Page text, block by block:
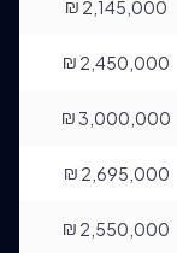
₪ 2,145,000
₪ 2,450,000
₪3,000,000
₪ 2,695,000
₪ 2,550,000